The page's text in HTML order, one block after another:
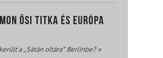
ŐSI TITKA ÉS EURÓPA
a „Sátán oltára” Berlinbe?»